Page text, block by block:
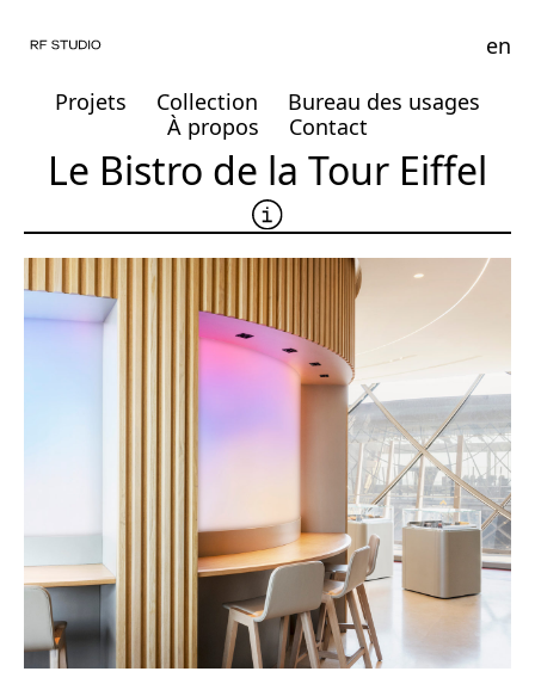
Projets Collection
Bureau des usages
À propos
Contact
en
Le Bistro de la Tour Eiffel